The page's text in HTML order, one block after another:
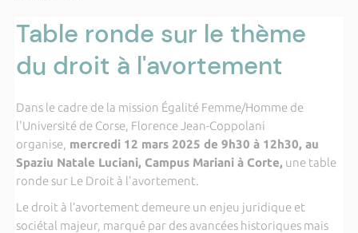
Table ronde sur le thème
du droit à l'avortement
Dans le cadre de la mission Égalité Femme/Homme de
l'Université de Corse, Florence Jean-Coppolani
organise, mercredi 12 mars 2025 de 9h30 à 12h30, au
Spaziu Natale Luciani, Campus Mariani à Corte, une table
ronde sur Le Droit à l'avortement.
Le droit à l’avortement demeure un enjeu juridique et
sociétal majeur, marqué par des avancées historiques mais